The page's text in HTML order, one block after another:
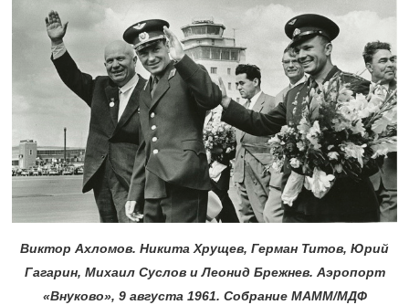
Виктор Ахломов. Никита Хрущев, Герман Титов, Юрий
Гагарин, Михаил Суслов и Леонид Брежнев. Аэропорт
«Внуково», 9 августа 1961. Собрание МАММ/МДФ